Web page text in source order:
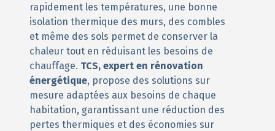
rapidement les températures, une bonne
isolation thermique des murs, des combles
et même des sols permet de conserver la
chaleur tout en réduisant les besoins de
chauffage. TCS, expert en rénovation
énergétique, propose des solutions sur
mesure adaptées aux besoins de chaque
habitation, garantissant une réduction des
pertes thermiques et des économies sur